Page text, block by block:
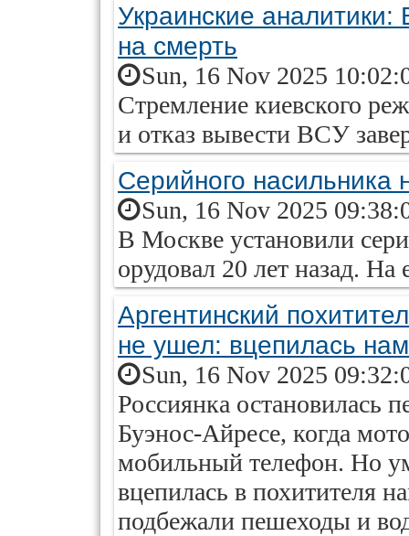
Украинские
на смерть
Sun, 16 Nov 2025
Стремление киевского
и отказ вывести ВСУ
Серийного насильника
Sun, 16 Nov 2025
В Москве установили
орудовал 20 лет назад. На
Аргентинский
не ушел: вцепилась
Sun, 16 Nov 2025
Россиянка остановилась
Буэнос-Айресе, когда
мобильный телефон. Но
вцепилась в похитителя
подбежали пешеходы и